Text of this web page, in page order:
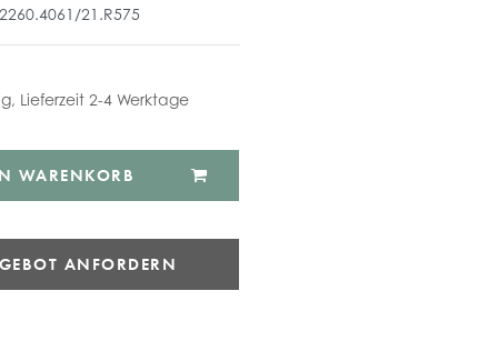
21.R575
Lieferzeit 2-4 Werktage
WARENKORB
ANFORDERN